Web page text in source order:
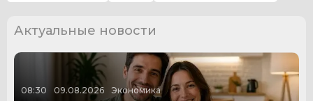
Актуальные новости
08:30 09.08.2026 Экономика